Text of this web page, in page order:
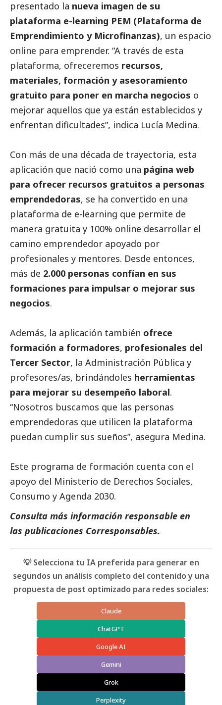
presentado la nueva imagen de su
plataforma e-learning PEM (Plataforma de
Emprendimiento y Microfinanzas), un espacio
online para emprender. “A través de esta
plataforma, ofreceremos recursos,
materiales, formación y asesoramiento
gratuito para poner en marcha negocios o
mejorar aquellos que ya están establecidos y
enfrentan dificultades”, indica Lucía Medina.
Con más de una década de trayectoria, esta
aplicación que nació como una página web
para ofrecer recursos gratuitos a personas
emprendedoras, se ha convertido en una
plataforma de e-learning que permite de
manera gratuita y 100% online desarrollar el
camino emprendedor apoyado por
profesionales y mentores. Desde entonces,
más de 2.000 personas confían en sus
formaciones para impulsar o mejorar sus
negocios.
Además, la aplicación también ofrece
formación a formadores, profesionales del
Tercer Sector, la Administración Pública y
profesores/as, brindándoles herramientas
para mejorar su desempeño laboral.
“Nosotros buscamos que las personas
emprendedoras que utilicen la plataforma
puedan cumplir sus sueños”, asegura Medina.
Este programa de formación cuenta con el
apoyo del Ministerio de Derechos Sociales,
Consumo y Agenda 2030.
Consulta más información responsable en
las publicaciones Corresponsables.
💡 Selecciona tu IA preferida para generar en
segundos un análisis completo del contenido y una
propuesta de post optimizado para redes sociales:
Claude
ChatGPT
Google AI
Gemini
Grok
Perplexity